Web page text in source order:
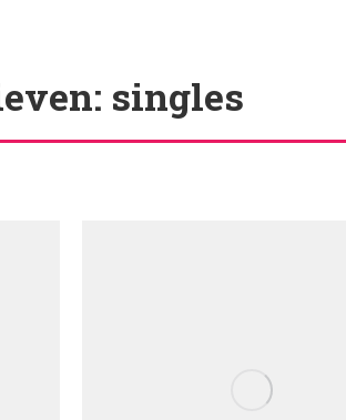
singles